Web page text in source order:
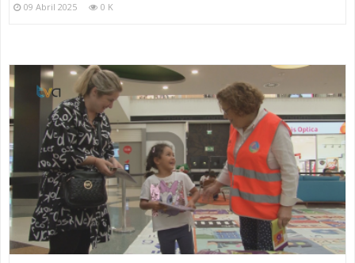
09 Abril 2025 0 K